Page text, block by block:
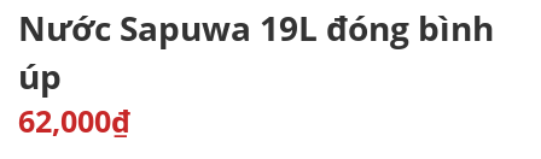
Nước Sapuwa 19L đóng bình
úp
62,000₫